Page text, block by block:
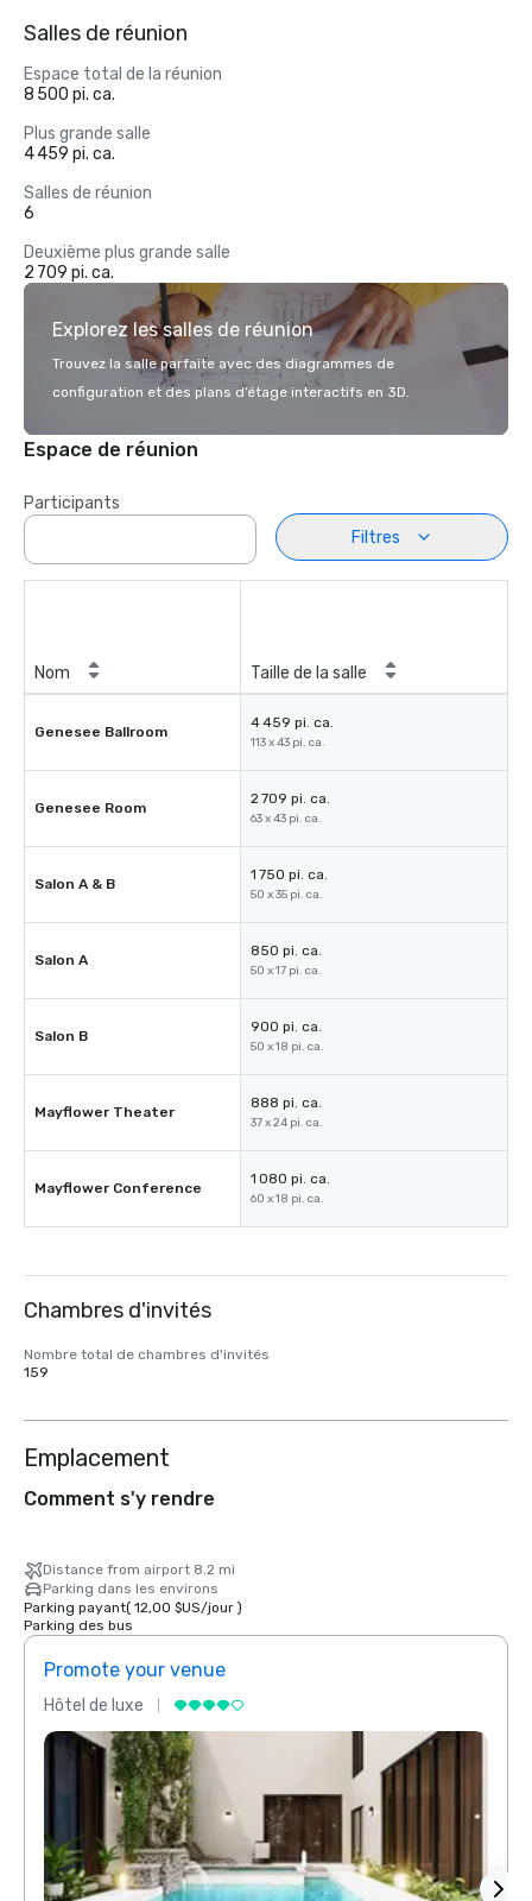
Salles de réunion
Espace total de la réunion
8 500 pi. ca.
Plus grande salle
4 459 pi. ca.
Salles de réunion
6
Deuxième plus grande salle
2 709 pi. ca.
Explorez les salles de réunion
Trouvez la salle parfaite avec des diagrammes de
configuration et des plans d’étage interactifs en 3D.
Espace de réunion
Participants
Filtres
Nom Taille de la salle
Genesee Ballroom
4 459 pi. ca.
113 x 43 pi. ca.
Genesee Room
2 709 pi. ca.
63 x 43 pi. ca.
Salon A & B
1 750 pi. ca.
50 x 35 pi. ca.
Salon A
850 pi. ca.
50 x 17 pi. ca.
Salon B
900 pi. ca.
50 x 18 pi. ca.
Mayflower Theater
888 pi. ca.
37 x 24 pi. ca.
Mayflower Conference
1 080 pi. ca.
60 x 18 pi. ca.
Chambres d'invités
Nombre total de chambres d'invités
159
Emplacement
Comment s'y rendre
Distance from airport 8.2 mi
Parking dans les environs
Parking payant( 12,00 $US/jour)
Parking des bus
Promote your venue
Hôtel de luxe